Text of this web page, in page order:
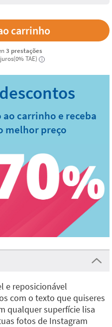
3 prestações
TAE)
i
carrinho e receba
melhor preço
e reposicionável
com o texto que quiseres
qualquer superfície lisa
fotos de Instagram